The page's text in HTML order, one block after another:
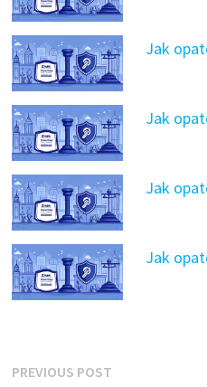
Jak
Jak
Jak
Jak
Nawigacja
PREVIOUS POSTPrevious